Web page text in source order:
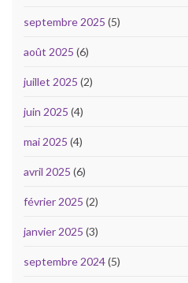
septembre 2025 (5)
août 2025 (6)
juillet 2025 (2)
juin 2025 (4)
mai 2025 (4)
avril 2025 (6)
février 2025 (2)
janvier 2025 (3)
septembre 2024(5)